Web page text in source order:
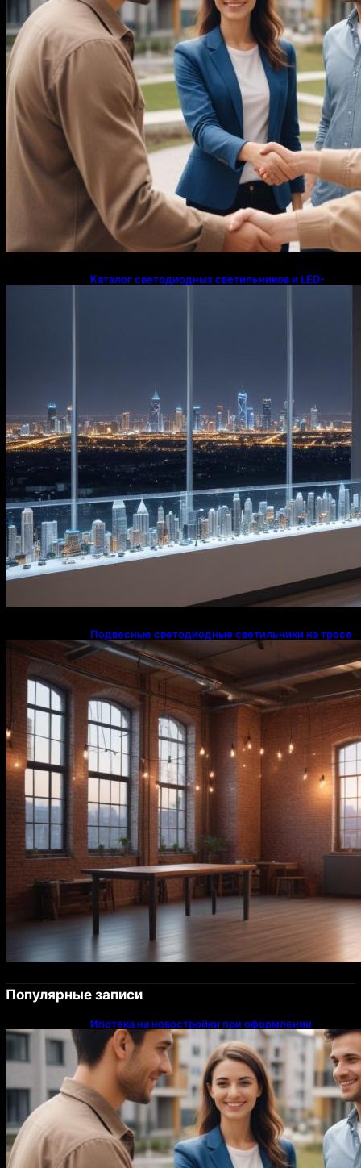
Каталог светодиодных светильников и LED-
Подвесные светодиодные светильники на тросе
Популярные записи
Ипотека на новостройки при оформлении
напрямую у застройщика